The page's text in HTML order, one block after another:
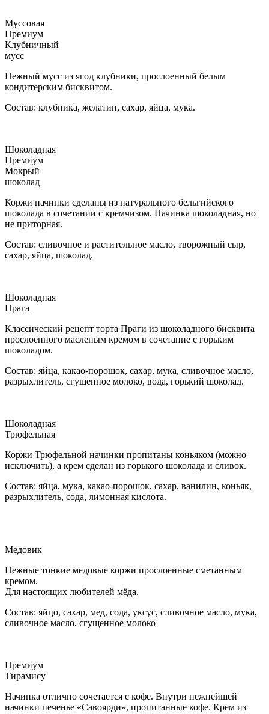
Муссовая
Премиум
Клубничный
мусс
Нежный мусс из ягод клубники, прослоенный белым
кондитерским бисквитом.
Состав: клубника, желатин, сахар, яйца, мука.
Шоколадная
Премиум
Мокрый
шоколад
Коржи начинки сделаны из натурального бельгийского
шоколада в сочетании с кремчизом. Начинка шоколадная, но
не приторная.
Состав: сливочное и растительное масло, творожный сыр,
сахар, яйца, шоколад.
Шоколадная
Прага
Классический рецепт торта Праги из шоколадного бисквита
прослоенного масленым кремом в сочетание с горьким
шоколадом.
Состав: яйца, какао-порошок, сахар, мука, сливочное масло,
разрыхлитель, сгущенное молоко, вода, горький шоколад.
Шоколадная
Трюфельная
Коржи Трюфельной начинки пропитаны коньяком (можно
исключить), а крем сделан из горького шоколада и сливок.
Состав: яйца, мука, какао-порошок, сахар, ванилин, коньяк,
разрыхлитель, сода, лимонная кислота.
Медовик
Нежные тонкие медовые коржи прослоенные сметанным
кремом.
Для настоящих любителей мёда.
Состав: яйцо, сахар, мед, сода, уксус, сливочное масло, мука,
сливочное масло, сгущенное молоко
Премиум
Тирамису
Начинка отлично сочетается с кофе. Внутри нежнейшей
начинки печенье «Савоярди», пропитанные кофе. Крем из